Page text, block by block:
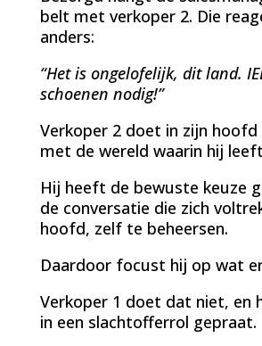
belt met verkoper 2. Die
anders:
“Het is ongelofelijk, dit land.
schoenen nodig!”
Verkoper 2 doet in zijn hoofd
met de wereld waarin hij
Hij heeft de bewuste keuze
de conversatie die zich
hoofd, zelf te beheersen.
Daardoor focust hij op wat
Verkoper 1 doet dat niet, en
in een slachtofferrol gepraat.